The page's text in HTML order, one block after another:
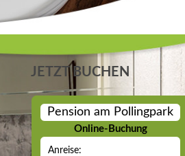
JETZT BUCHEN
Pension am Pollingpark
Online-Buchung
Anreise: